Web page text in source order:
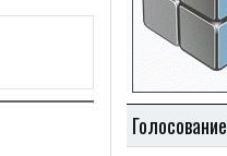
Голосование